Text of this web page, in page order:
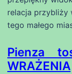
relacja przybliży
tego małego
Pienza
WRAŻENIA